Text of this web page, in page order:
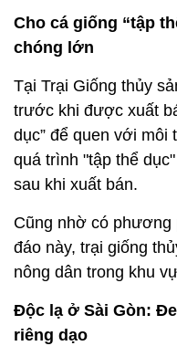
Cho cá giống “tập
chóng lớn
Tại Trại Giống thủy
trước khi được xuất
dục” để quen với
quá trình "tập thể
sau khi xuất bán.
Cũng nhờ có phương
đáo này, trại giống
nông dân trong khu
Độc lạ ở Sài Gòn:
riêng dạo